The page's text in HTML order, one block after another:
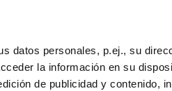
datos personales, p.ej., su
la información en su
de publicidad y contenido,
- sar